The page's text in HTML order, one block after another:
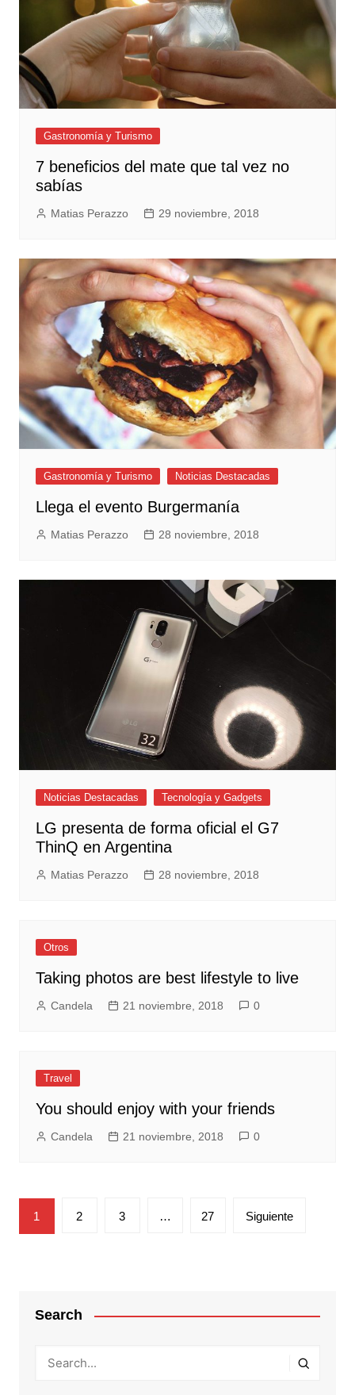
Gastronomía y Turismo
7 beneficios del mate que tal vez no
sabías
Matias Perazzo 29 noviembre, 2018
Gastronomía y Turismo Noticias Destacadas
Llega el evento Burgermanía
Matias Perazzo 28 noviembre, 2018
Noticias Destacadas Tecnología y Gadgets
LG presenta de forma oficial el G7
ThinQ en Argentina
Matias Perazzo 28 noviembre, 2018
Otros
Taking photos are best lifestyle to live
Candela 21 noviembre, 2018 0
Travel
You should enjoy with your friends
Candela 21 noviembre, 2018 0
Paginación
de
1 2 3 … 27 Siguiente
Search